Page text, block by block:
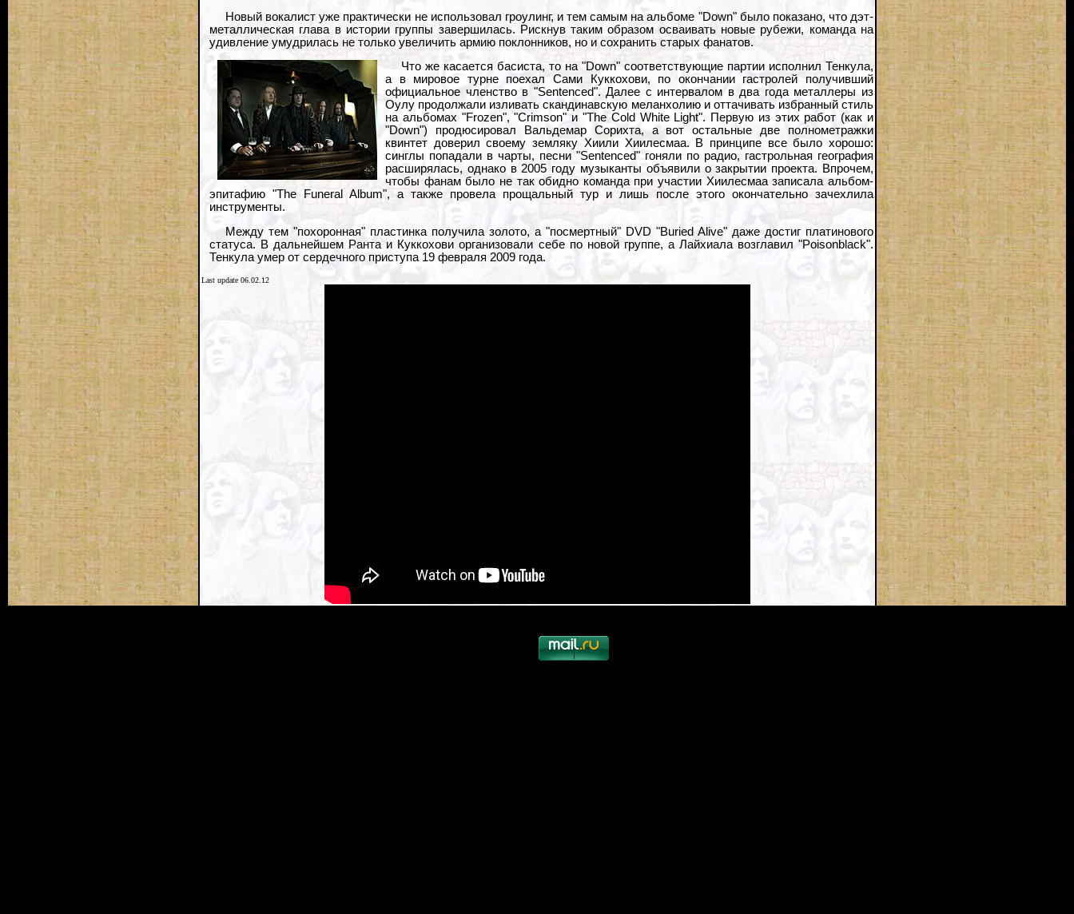
Новый вокалист уже практически не использовал гроулинг, и тем самым на альбоме "Down" было показано, что дэт-
металлическая глава в истории группы завершилась. Рискнув таким образом осваивать новые рубежи, команда на
удивление умудрилась не только увеличить армию поклонников, но и сохранить старых фанатов.
Что же касается басиста, то на "Down" соответствующие партии исполнил Тенкула,
а в мировое турне поехал Сами Куккохови, по окончании гастролей получивший
официальное членство в "Sentenced". Далее с интервалом в два года металлеры из
Оулу продолжали изливать скандинавскую меланхолию и оттачивать избранный стиль
на альбомах "Frozen", "Crimson" и "The Cold White Light". Первую из этих работ (как и
"Down") продюсировал Вальдемар Сорихта, а вот остальные две полнометражки
квинтет доверил своему земляку Хиили Хиилесмаа. В принципе все было хорошо:
синглы попадали в чарты, песни "Sentenced" гоняли по радио, гастрольная география
расширялась, однако в 2005 году музыканты объявили о закрытии проекта. Впрочем,
чтобы фанам было не так обидно команда при участии Хиилесмаа записала альбом-
эпитафию "The Funeral Album", а также провела прощальный тур и лишь после этого окончательно зачехлила
инструменты.
Между тем "похоронная" пластинка получила золото, а "посмертный" DVD "Buried Alive" даже достиг платинового
статуса. В дальнейшем Ранта и Куккохови организовали себе по новой группе, а Лайхиала возглавил "Poisonblack".
Тенкула умер от сердечного приступа 19 февраля 2009 года.
Last update 06.02.12